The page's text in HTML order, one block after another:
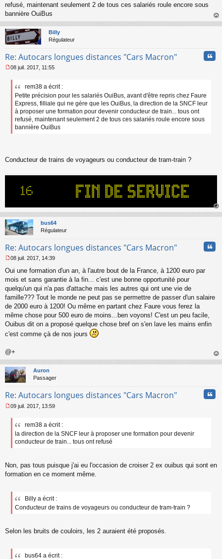
refusé, maintenant seulement 2 de tous ces salariés roule encore sous
bannière OuiBus
au
Billy
Régulateur
Re: Autocars longues distances "Cars Macron"
e
o
08 juil. 2017, 11:55
rem38 a écrit :
Petite précision pour les salariés OuiBus, avant d'être repris chez Faure
Express, filliale qui ne gère que les OuiBus, la direction de la SNCF leur
à proposer une formation pour devenir conducteur de train... tous ont
refusé, maintenant seulement 2 de tous ces salariés roule encore sous
bannière OuiBus
Conducteur de trains de voyageurs ou conducteur de tram-train ?
au
bus64
Régulateur
Re: Autocars longues distances "Cars Macron"
e
s
s
g
e
n
o
l
08 juil. 2017, 14:39
Oui une formation d'un an, à l'autre bout de la France, à 1200 euro par
mois et sans garantie à la fin... c'est une bonne opportunité pour
quelqu'un qui n'a pas d'attache mais les autres qui ont une vie de
famille??? Tout le monde ne peut pas se permettre de passer d'un salaire
de 2000 euro à 1200! Ou même en partant chez Faure vous ferez la
même chose pour 500 euro de moins...ben voyons! C'est un peu facile,
Ouibus dit on a proposé quelque chose bref on s'en lave les mains enfin
c'est comme çà de nos jours
@+
au
Auron
Passager
Re: Autocars longues distances "Cars Macron"
e
g
n
n
u
09 juil. 2017, 13:59
rem38 a écrit :
la direction de la SNCF leur à proposer une formation pour devenir
conducteur de train... tous ont refusé
Non, pas tous puisque j'ai eu l'occasion de croiser 2 ex ouibus qui sont en
formation en ce moment même.
Billy a écrit :
Conducteur de trains de voyageurs ou conducteur de tram-train ?
Selon les bruits de couloirs, les 2 auraient été proposés.
bus64 a écrit :